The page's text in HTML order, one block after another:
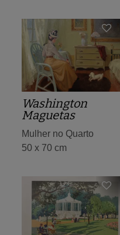
Washington
Maguetas
Mulher no Quarto
50 x 70 cm